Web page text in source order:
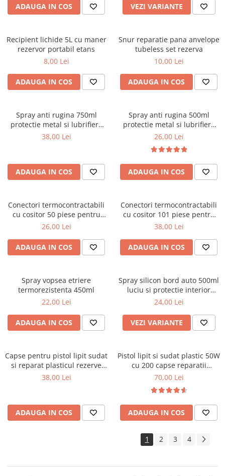
Stergatoare Parbriz
Suporti Numar Inmatriculare
Suporti Pahar Auto
Suporti Telefon Auto
Tetiera Auto
Covorase AUDI
Covorase BMW
Covorase CHEVROLET
Covorase DACIA
Covorase FIAT
Covorase FORD
Covorase HYUNDAI
Covorase IVECO
Covorase KIA
Covorase MAN
Covorase MAZDA
Covorase MG
Covorase MINI
Covorase OPEL
Covorase PEUGEOT
ADAUGA IN COS VEZI VARIANTE
Recipient lichide 5L cu maner
rezervor portabil etans
8,00 Lei
ADAUGA IN COS
Snur reparatie pana anvelope
tubeless set rezerva
10,00 Lei
ADAUGA IN COS
Spray anti rugina 750ml
protectie metal si lubrifiere
mecanisme auto
38,00 Lei
ADAUGA IN COS
Spray anti rugina 500ml
protectie metal si lubrifiere
mecanisme auto
26,00 Lei
ADAUGA IN COS
Conectori termocontractabili
cu cositor 50 piese pentru
lipire si etansare fire auto
26,00 Lei
ADAUGA IN COS
Conectori termocontractabili
cu cositor 101 piese pentru
lipire si etansare fire auto
38,00 Lei
ADAUGA IN COS
Spray vopsea etriere
termorezistenta 450ml
22,00 Lei
ADAUGA IN COS
Spray silicon bord auto 500ml
luciu si protectie interior
Prevent
24,00 Lei
VEZI VARIANTE
Capse pentru pistol lipit sudat
si reparat plasticul rezerve
600 buc
38,00 Lei
ADAUGA IN COS
Pistol lipit si sudat plastic 50W
cu 200 capse reparatii
plastice si bara auto
70,00 Lei
ADAUGA IN COS
1 2 3 4